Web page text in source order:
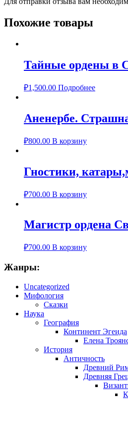
Похожие товары
Тайные ордены в
₽1,500.00 Подробнее
Аненербе.
₽800.00 В корзину
Гностики,
₽700.00 В корзину
Магистр ордена
₽700.00 В корзину
Жанры:
Uncategorized
Мифология
Сказки
Наука
География
Континент Эгеида
Елена
История
Античность
Древний
Древняя